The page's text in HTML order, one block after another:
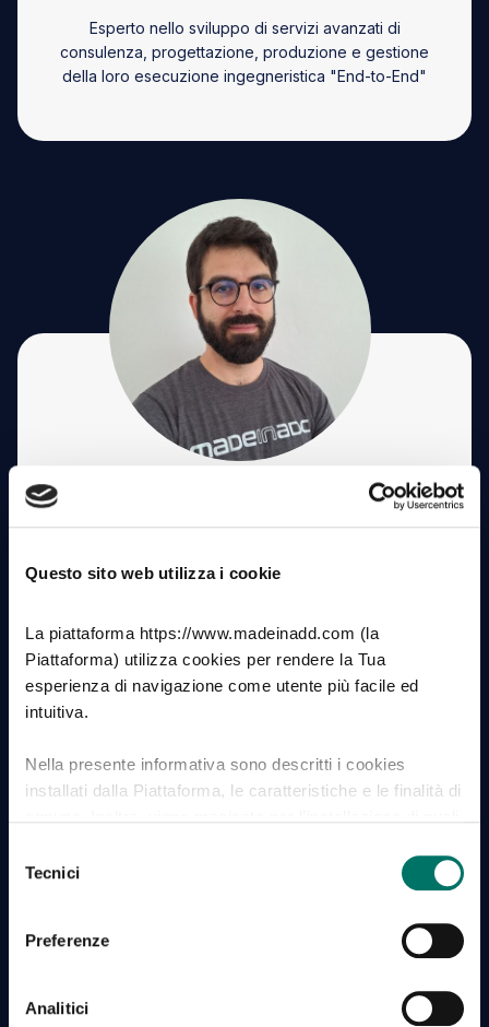
Questo sito web utilizza i cookie
La piattaforma https://www.madeinadd.com (la
Piattaforma) utilizza cookies per rendere la Tua
esperienza di navigazione come utente più facile ed
intuitiva.
Nella presente informativa sono descritti i cookies
installati dalla Piattaforma, le caratteristiche e le finalità di
consenso può essere revocato, anche per effetto delle
impostazioni del browser utilizzato per la navigazione.
Con riferimento ai cookies di terze parti, Ti forniamo i link
alle rispettive informative.
Il trattamento dei dati personali raccolti dalla Piattaforma
delTecnici
Preferenze
Analitici
Esperto nello sviluppo di servizi avanzati di
consulenza, progettazione, produzione e gestione
della loro esecuzione ingegneristica "End-to-End"
Costanzo Prisciandaro